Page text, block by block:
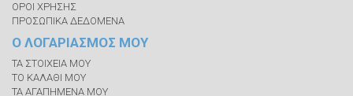
ΟΡΟΙ ΧΡΗΣΗΣ
ΠΡΟΣΩΠΙΚΑ ΔΕΔΟΜΕΝΑ
Ο ΛΟΓΑΡΙΑΣΜΟΣ ΜΟΥ
ΤΑ ΣΤΟΙΧΕΙΑ ΜΟΥ
ΤΟ ΚΑΛΑΘΙ ΜΟΥ
ΤΑ ΑΓΑΠΗΜΕΝΑ ΜΟΥ